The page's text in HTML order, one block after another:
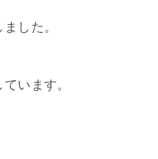
した。
います。